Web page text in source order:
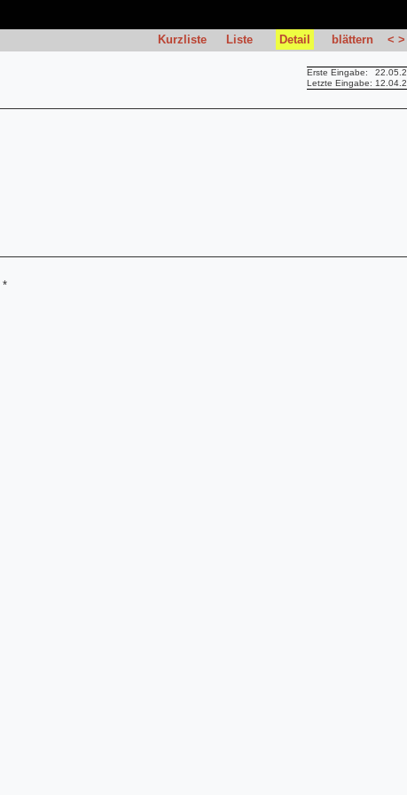
Kurzliste Liste Detail blättern < >
Erste Eingabe:
Letzte Eingabe:
*